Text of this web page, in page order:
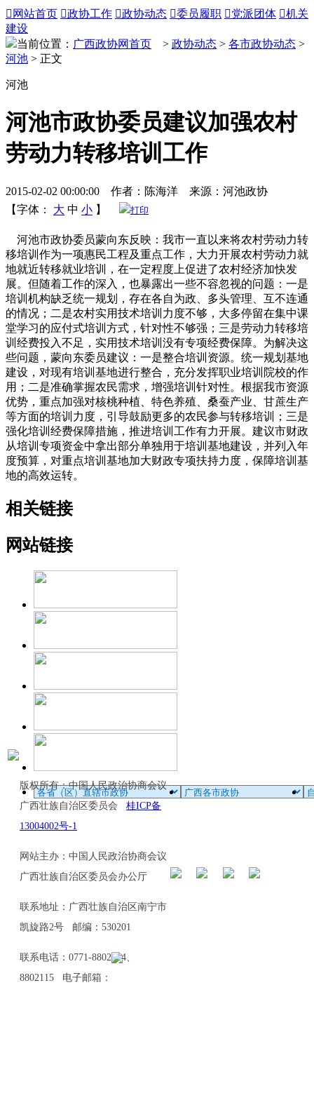
 网站首页 政协工作 政协动态 委员履职 党派团体 机关
建设
当前位置： 广西政协网首页 > 政协动态 > 各市政协动态 >
河池 > 正文
河池
河池市政协委员建议加强农村
劳动力转移培训工作
2015-02-02 00:00:00 作者：陈海洋 来源：河池政协
【字体：
大 中 小 】 打印
河池市政协委员蒙向东反映：我市一直以来将农村劳动力转
移培训作为一项惠民工程及重点工作，大力开展农村劳动力就
地就近转移就业培训，在一定程度上促进了农村经济加快发
展。但随着工作的深入，也暴露出一些不容忽视的问题：一是
培训机构缺乏统一规划，存在各自为政、多头管理、互不连通
的情况；二是农村实用技术培训力度不够，大多停留在集中课
堂学习的应付式培训方式，针对性不够强；三是劳动力转移培
训经费投入不足，实用技术培训没有专项经费保障。为解决这
些问题，蒙向东委员建议：一是整合培训资源。统一规划基地
建设，对现有培训基地进行整合，充分发挥职业培训院校的作
用；二是准确掌握农民需求，增强培训针对性。根据我市资源
优势，重点加强对核桃种植、特色养殖、桑蚕产业、甘蔗生产
等方面的培训力度，引导鼓励更多的农民参与转移培训；三是
强化培训经费保障措施，推进培训工作有力开展。建议市财政
从培训专项资金中拿出部分单独用于培训基地建设，并列入年
度预算，对重点培训基地加大财政专项扶持力度，保障培训基
地的高效运转。
相关链接
网站链接
版权所有：中国人民政治协商会议
广西壮族自治区委员会 桂ICP备
13004002号-1
网站主办：中国人民政治协商会议
广西壮族自治区委员会办公厅
联系地址：广西壮族自治区南宁市
凯旋路2号 邮编：530201
联系电话：0771-8802114、
8802115 电子邮箱：